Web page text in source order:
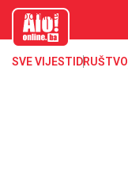
aloonline.b
SVE VIJESTI DRUŠTVO